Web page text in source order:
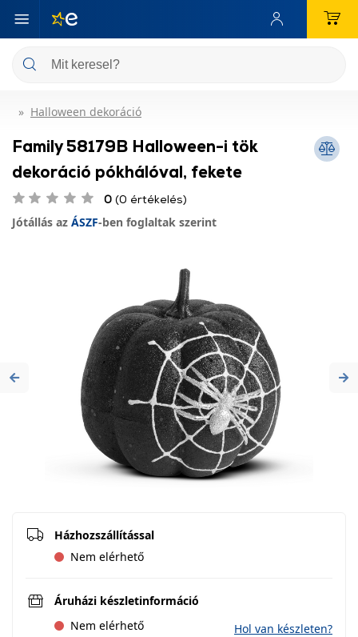
Halloween dekoráció
Family 58179B Halloween-i tök
dekoráció pókhálóval, fekete
0 (0 értékelés)
Jótállás az ÁSZF-ben foglaltak szerint
Previous
Házhozszállítással
Nem elérhető
Áruházi készletinformáció
Nem elérhető
Hol van készleten?